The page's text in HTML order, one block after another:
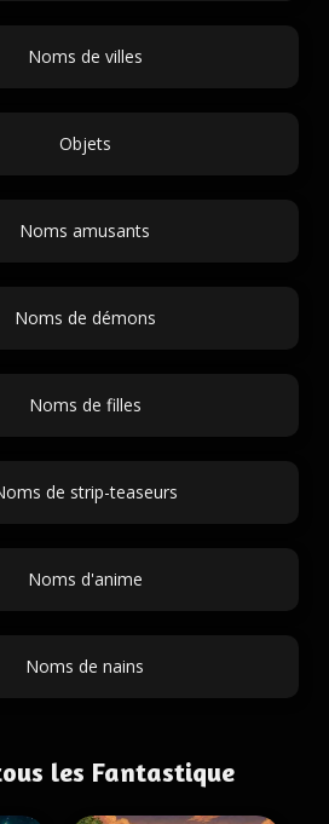
Noms de villes
Objets
Noms amusants
Noms de démons
Noms de filles
de strip-teaseurs
Noms d'anime
Noms de nains
les Fantastique